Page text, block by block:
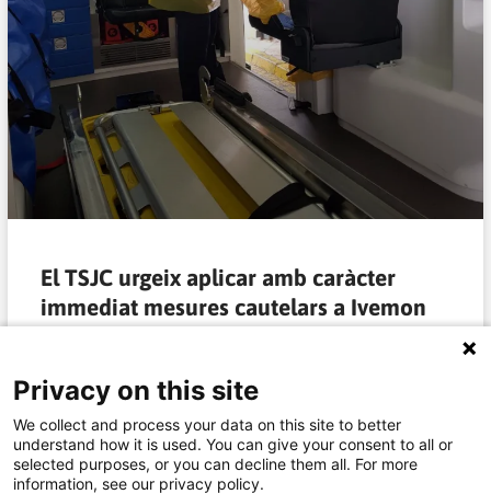
El TSJC urgeix aplicar amb caràcter
immediat mesures cautelars a Ivemon
Aquest divendres 8 de maig, el Tribunal Superior de Justícia
sol·licitades pel sindicat CGT Catalunya. Així, la sala, entén
que les mesures vénen justificades per la necessitat de
dotar a qui es troba exposat, a poder disposar dels equips
Privacy on this site
We collect and process your data on this site to better
understand how it is used. You can give your consent to all or
selected purposes, or you can decline them all. For more
information, see our privacy policy.